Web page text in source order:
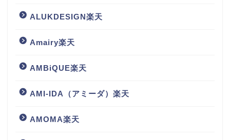
ALUKDESIGN楽天
Amairy楽天
AMBiQUE楽天
AMI-IDA（アミーダ）楽天
AMOMA楽天